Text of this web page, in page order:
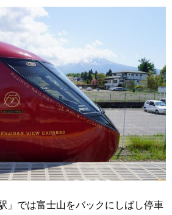
」では富士山をバックにしばし停車